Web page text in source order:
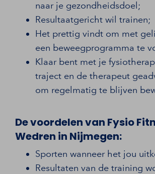
naar je gezondheidsdoel;
Resultaatgericht wil trainen;
Het prettig vindt om met
een beweegprogramma te
Klaar bent met je
traject en de therapeut
om regelmatig te blijven
De voordelen van Fysio
Wedren in Nijmegen:
Sporten wanneer het jou
Resultaten van de training